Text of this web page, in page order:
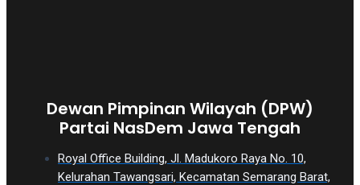
Dewan Pimpinan Wilayah (DPW)
Partai NasDem Jawa Tengah
Royal Office Building, Jl. Madukoro Raya No. 10,
Kelurahan Tawangsari, Kecamatan Semarang Barat,